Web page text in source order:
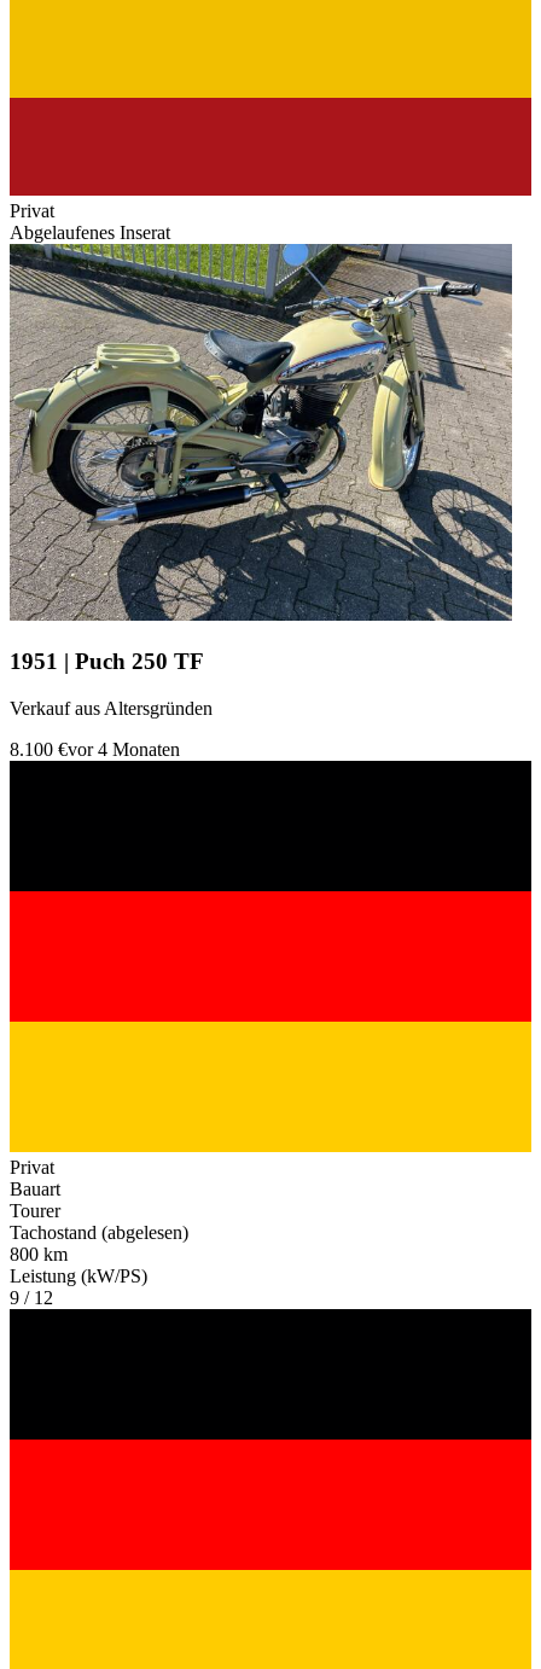
Privat
Abgelaufenes Inserat
1951 | Puch 250 TF
Verkauf aus Altersgründen
8.100 €vor 4 Monaten
Privat
Bauart
Tourer
Tachostand (abgelesen)
800 km
Leistung (kW/PS)
9 / 12